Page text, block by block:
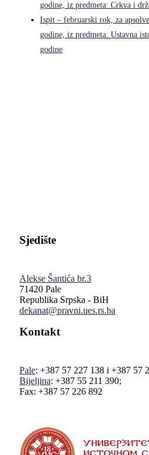
godine, iz predmeta: Crkva i
Ispit – februarski rok, za
godine, iz predmeta: Ustavna
godine
Sjedište
Alekse Šantića br.3
71420 Pale
Republika Srpska - BiH
dekanat@pravni.ues.rs.ba
Kontakt
Pale: +387 57 227 138 i +387 57
Bijeljina: +387 55 211 390;
Fax: +387 57 226 892